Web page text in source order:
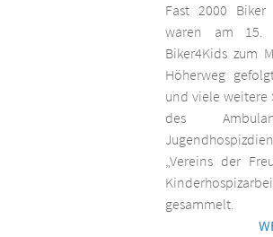
Fast 2000
waren am 15.
Biker4Kids zum
Höherweg
und viele weitere
des
„Vereins der
gesammelt.